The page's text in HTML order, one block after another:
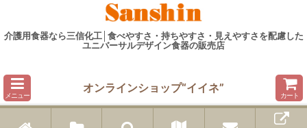
介護用食器なら三信化工│食べやすさ・持ちやすさ・見えやすさを配慮した
ユニバーサルデザイン食器の販売店
メニュー
オンラインショップ“イイネ”
カート